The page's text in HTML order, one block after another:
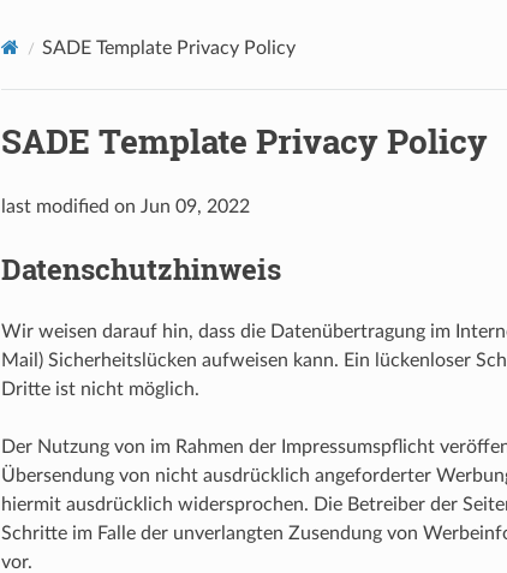
SADE Template Privacy Policy
SADE Template Privacy Policy
last modified on Jun 09, 2022
Datenschutzhinweis
Wir weisen darauf hin, dass die Datenübertragung im
Mail) Sicherheitslücken aufweisen kann. Ein lückenloser
Dritte ist nicht möglich.
Der Nutzung von im Rahmen der Impressumspflicht
Übersendung von nicht ausdrücklich angeforderter
hiermit ausdrücklich widersprochen. Die Betreiber der
Schritte im Falle der unverlangten Zusendung von
vor.